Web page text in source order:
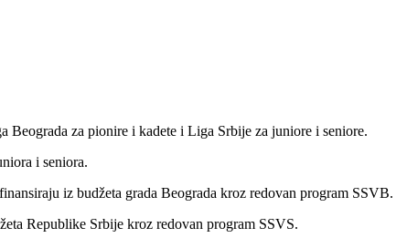
Beograda za pionire i kadete i Liga Srbije za juniore i seniore.
i seniora.
iz budžeta grada Beograda kroz redovan program SSVB.
Republike Srbije kroz redovan program SSVS.